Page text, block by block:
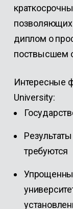
диплом о
поствысшем
Интересные
University:
требуются